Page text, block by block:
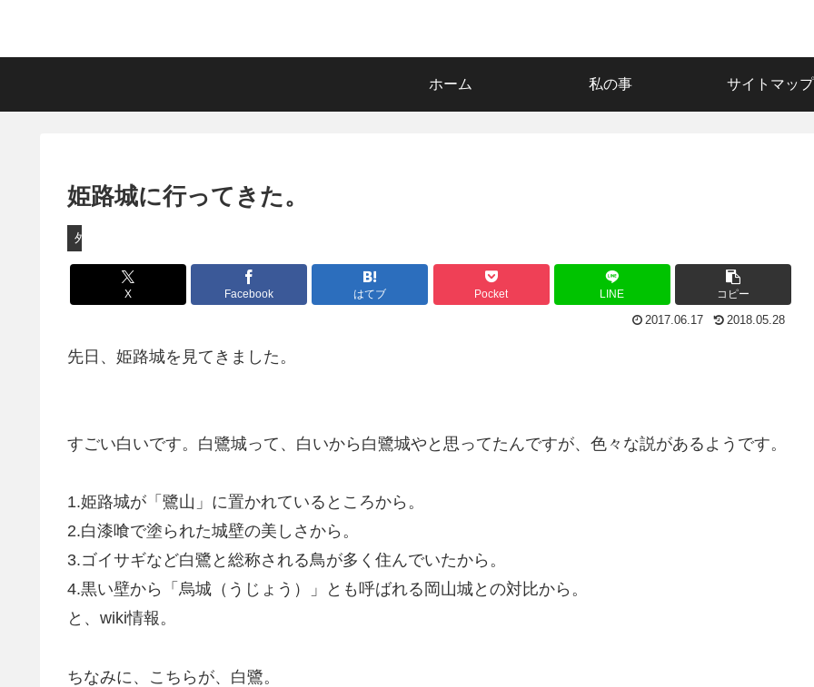
ホーム 私の事 サイトマップ
姫路城に行ってきた。
外出
X Facebook はてブ Pocket LINE コピー
2017.06.17 2018.05.28
先日、姫路城を見てきました。
すごい白いです。白鷺城って、白いから白鷺城やと思ってたんですが、色々な説があるようです。
1.姫路城が「鷺山」に置かれているところから。
2.白漆喰で塗られた城壁の美しさから。
3.ゴイサギなど白鷺と総称される鳥が多く住んでいたから。
4.黒い壁から「烏城（うじょう）」とも呼ばれる岡山城との対比から。
と、wiki情報。
ちなみに、こちらが、白鷺。